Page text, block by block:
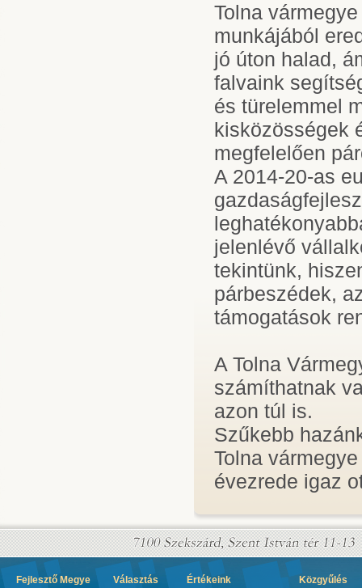
Tolna
munkájából
jó úton halad,
falvaink
és türelemmel
kisközösségek
megfelelően
A 2014-20-as
jelenlévő
tekintünk,
párbeszédek,
támogatások
A Tolna
számíthatnak
azon túl is.
Szűkebb
Tolna
évezrede igaz
Fejlesztő Megye Választás Értékeink Közgyűlés